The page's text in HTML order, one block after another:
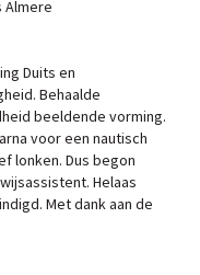
Duits en
Behaalde
beeldende vorming.
voor een nautisch
lonken. Dus begon
Helaas
Met dank aan de